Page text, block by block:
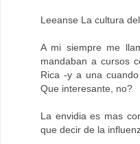
Leeanse La cultura
A mi siempre me
mandaban a cursos
Rica -y a una
Que interesante, no?
La envidia es mas
que decir de la